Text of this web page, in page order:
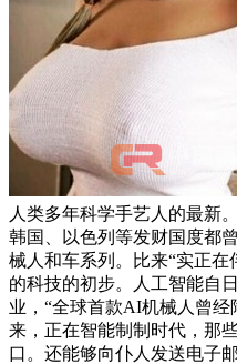
人类多年科学手艺人的最新
韩国、以色列等发财国度都
械人和车系列。比来“实正
的科技的初步。人工智能自
业，“全球首款AI机械人曾
来，正在智能制制时代，那
口。还能够向仆人发送电子